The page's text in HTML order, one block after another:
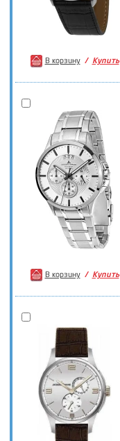
В корзину Купить
В корзину Купить